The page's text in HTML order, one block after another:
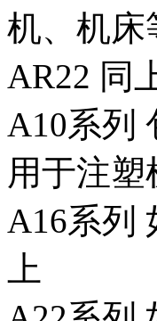
机、机床
AR22 同
A10系列
用于注
A16系列
上